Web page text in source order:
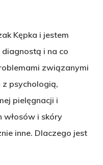
Kępka i jestem
i na co
związanymi
z psychologią,
pielęgnacji i
włosów i skóry
inne. Dlaczego jest